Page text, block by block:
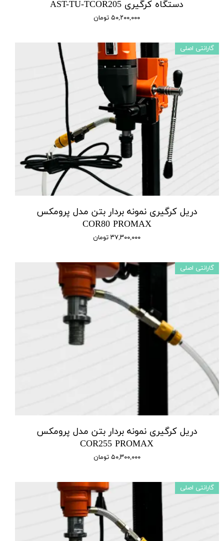
دستگاه کرگیری AST-TU-TCOR205
۵۰,۲۰۰,۰۰۰ تومان
دریل کرگیری نمونه بردار بتن مدل پرومکس
COR80 PROMAX
۳۷,۳۰۰,۰۰۰ تومان
گارانتی اصلی
دریل کرگیری نمونه بردار بتن مدل پرومکس
COR255 PROMAX
۵۰,۳۰۰,۰۰۰ تومان
گارانتی اصلی
گارانتی اصلی